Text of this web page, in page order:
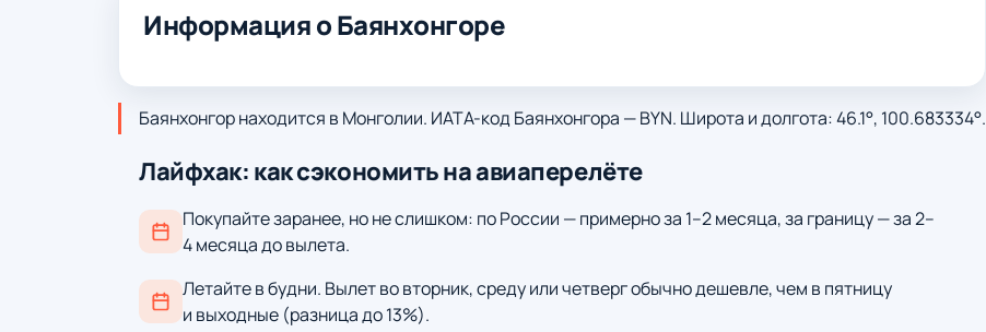
Информация о Баянхонгоре
Баянхонгор находится в Монголии. ИАТА-код Баянхонгора — BYN. Широта и долгота: 46.1°, 100.683334°.
Лайфхак: как сэкономить на авиаперелёте
Покупайте заранее, но не слишком: по России — примерно за 1–2 месяца, за границу — за 2–
4 месяца до вылета.
Летайте в будни. Вылет во вторник, среду или четверг обычно дешевле, чем в пятницу
и выходные (разница до 13%).